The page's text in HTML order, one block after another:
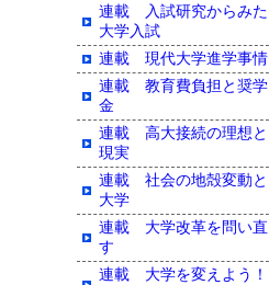
連載 入試研究からみた
大学入試
連載 現代大学進学事情
連載 教育費負担と奨学
金
連載 高大接続の理想と
現実
連載 社会の地殻変動と
大学
連載 大学改革を問い直
す
連載 大学を変えよう！